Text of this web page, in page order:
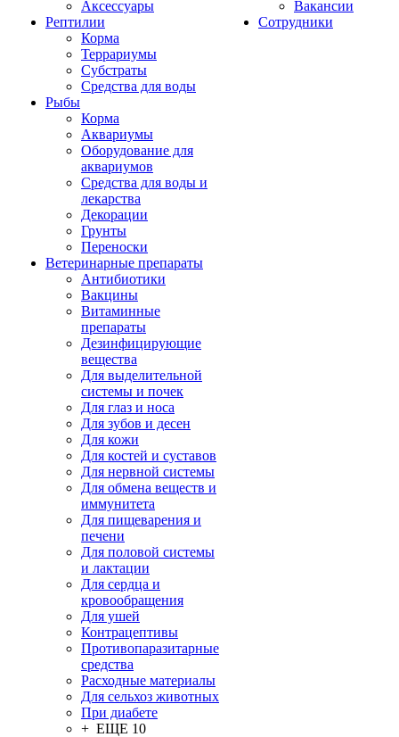
Аксессуары
Рептилии
Корма
Террариумы
Субстраты
Средства для воды
Рыбы
Корма
Аквариумы
Оборудование для
аквариумов
Средства для воды и
лекарства
Декорации
Грунты
Переноски
Ветеринарные препараты
Антибиотики
Вакцины
Витаминные
препараты
Дезинфицирующие
вещества
Для выделительной
системы и почек
Для глаз и носа
Для зубов и десен
Для кожи
Для костей и суставов
Для нервной системы
Для обмена веществ и
иммунитета
Для пищеварения и
печени
Для половой системы
и лактации
Для сердца и
кровообращения
Для ушей
Контрацептивы
Противопаразитарные
средства
Расходные материалы
Для сельхоз животных
При диабете
+ ЕЩЕ 10
Вакансии
Сотрудники